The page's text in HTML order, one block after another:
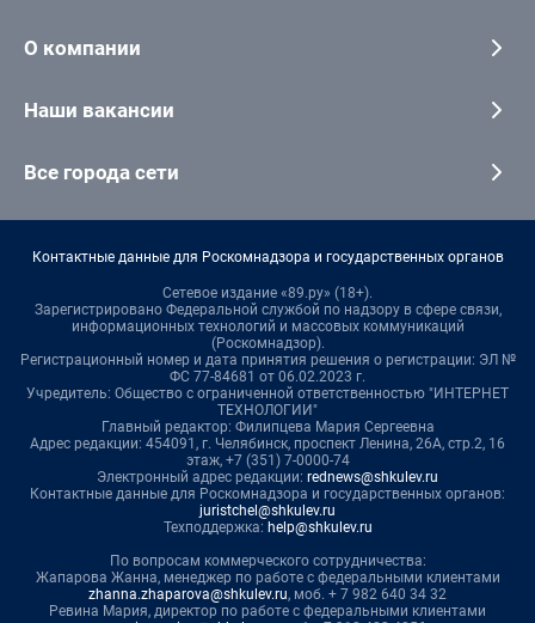
О компании
Наши вакансии
Все города сети
Контактные данные для Роскомнадзора и государственных органов
Сетевое издание «89.ру» (18+).
Зарегистрировано Федеральной службой по надзору в сфере связи,
информационных технологий и массовых коммуникаций
(Роскомнадзор).
Регистрационный номер и дата принятия решения о регистрации: ЭЛ №
ФС 77-84681 от 06.02.2023 г.
Учредитель: Общество с ограниченной ответственностью "ИНТЕРНЕТ
ТЕХНОЛОГИИ"
Главный редактор: Филипцева Мария Сергеевна
Адрес редакции: 454091, г. Челябинск, проспект Ленина, 26А, стр.2, 16
этаж, +7 (351) 7-0000-74
Электронный адрес редакции: rednews@shkulev.ru
Контактные данные для Роскомнадзора и государственных органов:
juristchel@shkulev.ru
Техподдержка: help@shkulev.ru
По вопросам коммерческого сотрудничества:
Жапарова Жанна, менеджер по работе с федеральными клиентами
zhanna.zhaparova@shkulev.ru, моб. + 7 982 640 34 32
Ревина Мария, директор по работе с федеральными клиентами